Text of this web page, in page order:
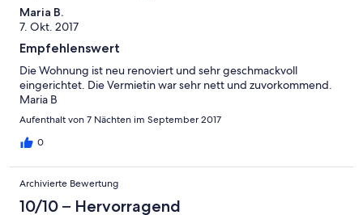
Maria B.
7. Okt. 2017
Empfehlenswert
Die Wohnung ist neu renoviert und sehr geschmackvoll
eingerichtet. Die Vermietin war sehr nett und zuvorkommend.
Maria B
Aufenthalt von 7 Nächten im September 2017
0
Archivierte Bewertung
10/10 – Hervorragend